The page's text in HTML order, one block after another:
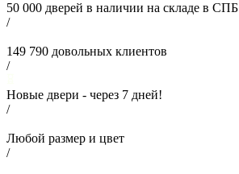
50 000 дверей в наличии на складе в СПБ
/
149 790 довольных клиентов
/
Новые двери - через 7 дней!
/
Любой размер и цвет
/